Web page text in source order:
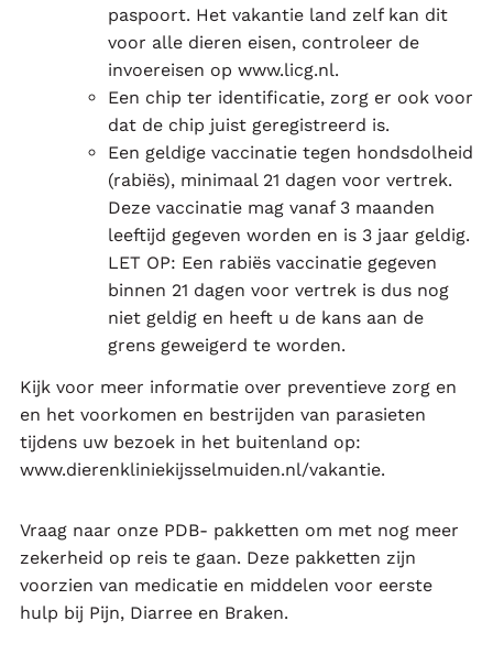
paspoort. Het vakantie land zelf kan dit
voor alle dieren eisen, controleer de
invoereisen op www.licg.nl.
Een chip ter identificatie, zorg er ook voor
dat de chip juist geregistreerd is.
Een geldige vaccinatie tegen hondsdolheid
(rabiës), minimaal 21 dagen voor vertrek.
Deze vaccinatie mag vanaf 3 maanden
leeftijd gegeven worden en is 3 jaar geldig.
LET OP: Een rabiës vaccinatie gegeven
binnen 21 dagen voor vertrek is dus nog
niet geldig en heeft u de kans aan de
grens geweigerd te worden.
Kijk voor meer informatie over preventieve zorg en
en het voorkomen en bestrijden van parasieten
tijdens uw bezoek in het buitenland op:
www.dierenkliniekijsselmuiden.nl/vakantie.
Vraag naar onze PDB- pakketten om met nog meer
zekerheid op reis te gaan. Deze pakketten zijn
voorzien van medicatie en middelen voor eerste
hulp bij Pijn, Diarree en Braken.